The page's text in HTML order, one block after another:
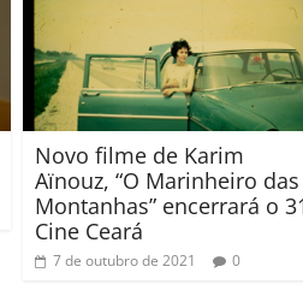
Novo filme de Karim
Aïnouz, “O Marinheiro das
Montanhas” encerrará o
Cine Ceará
7 de outubro de 2021 0